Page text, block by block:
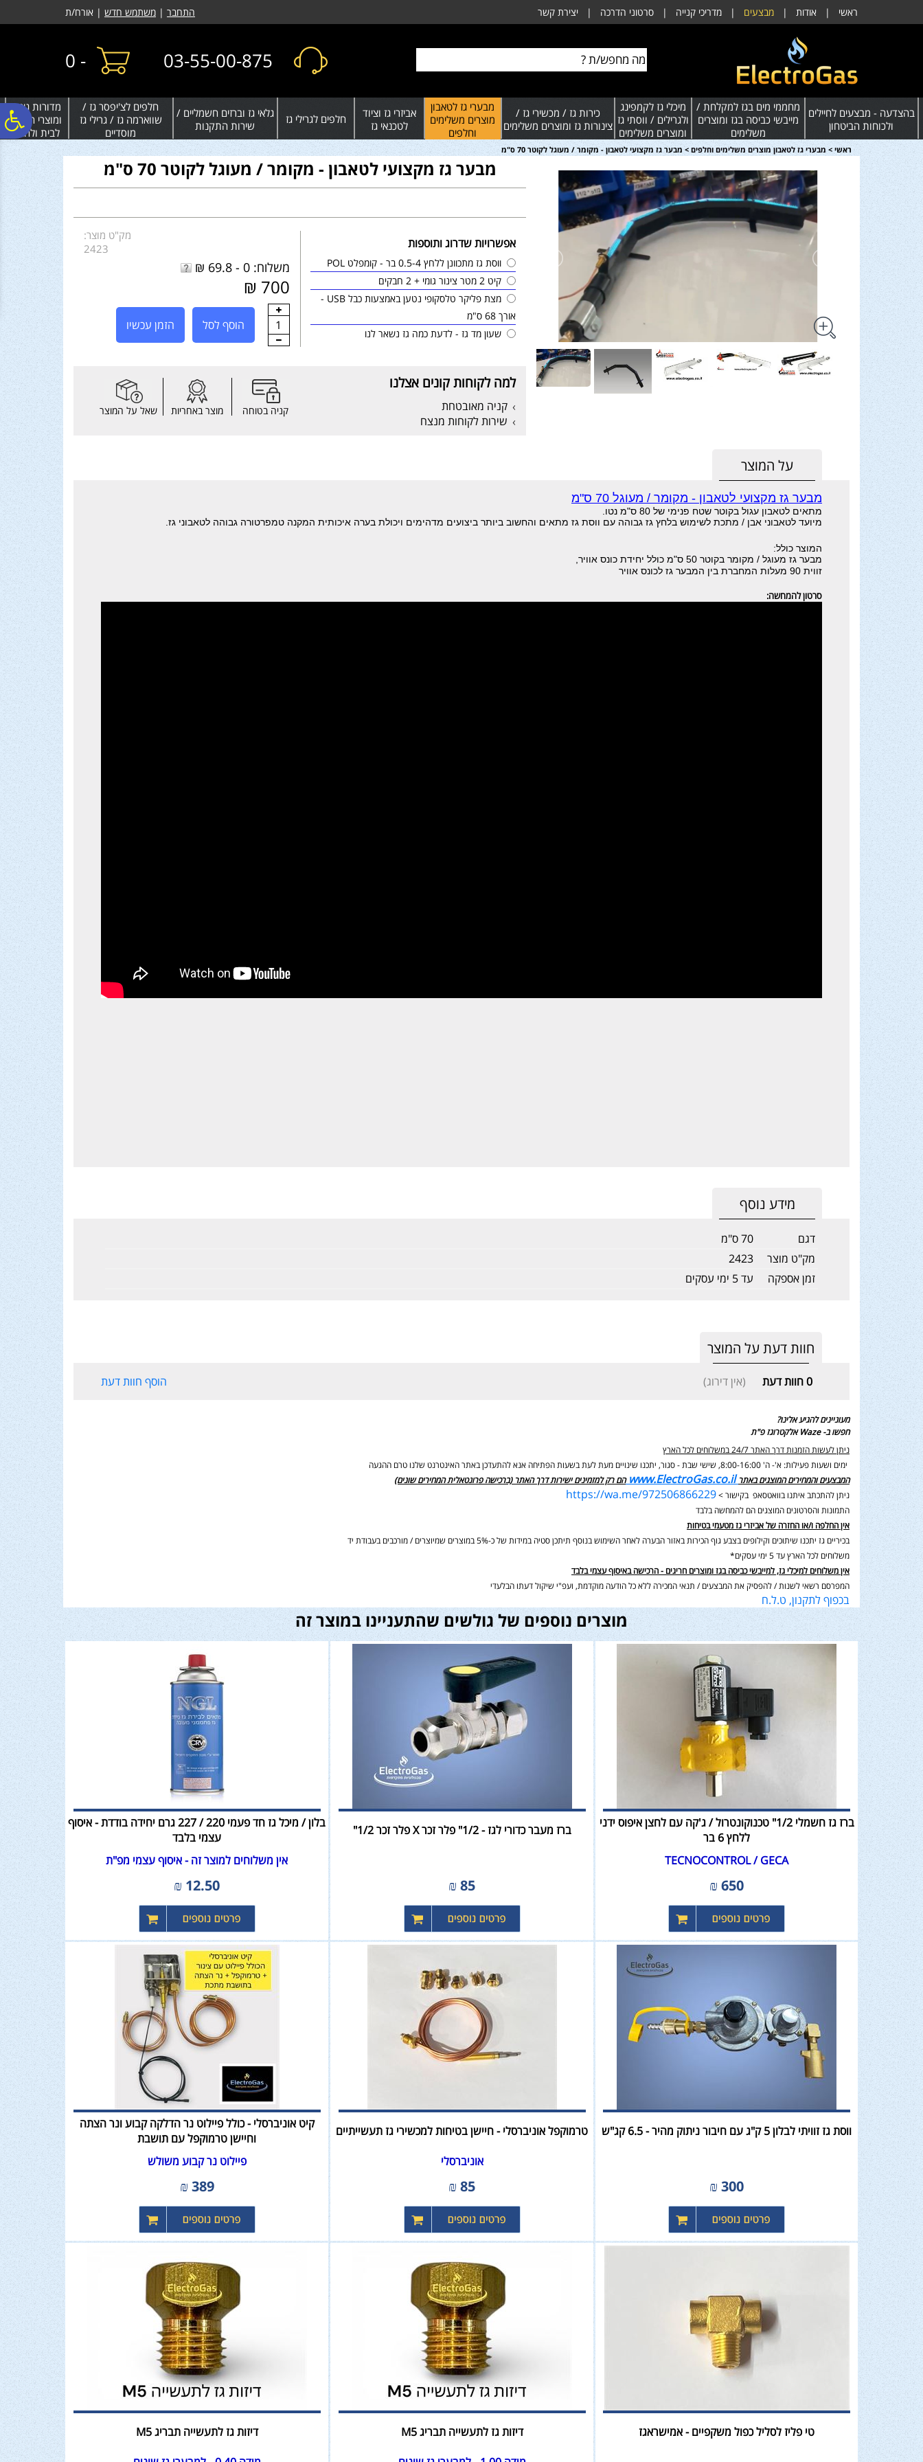
נגישות
אתר
המרכזי
ראשי | אודות | מבצעים | מדריכי קנייה | סרטוני הדרכה | יצירת קשר התחבר | משתמש חדש | אורח/ת
03-55-00-875
-
0
בהצדעה - מבצעים לחיילים
ולכוחות הביטחון
מחממי מים בגז למקלחת /
מייבשי כביסה בגז ומוצרים
משלימים
מיכלי גז לקמפינג
ולגרילים / ווסתי גז
ומוצרים משלימים
כירות גז / מכשירי גז /
צינורות גז ומוצרים משלימים
מבערי גז לטאבון
מוצרים משלימים
וחלפים
אביזרי גז וציוד
לטכנאי גז
חלפים לגרילי גז
גלאי גז וברזים חשמליים /
שירות התקנות
חלפים לצ'יפסר גז /
שווארמה גז / גרילי גז
מוסדיים
מדורות גינה
ומוצרי חימום
לבית ולחצר
ראשי > מבערי גז לטאבון מוצרים משלימים וחלפים > מבער גז מקצועי לטאבון - מקומר / מעוגל לקוטר 70 ס"מ
מבער גז מקצועי לטאבון - מקומר / מעוגל לקוטר 70 ס"מ
אפשרויות שדרוג ותוספות
ווסת גז מתכוונן ללחץ 0.5-4 בר - קומפלט POL
קיט 2 מטר צינור גומי + 2 חבקים
מצת פליקר טלסקופי נטען באמצעות כבל USB -
אורך 68 ס"מ
שעון מד גז - לדעת כמה גז נשאר לנו
מק"ט מוצר:
2423
משלוח: 0 - 69.8 ₪
700 ₪
1 הוסף לסל הזמן עכשיו
למה לקוחות קונים אצלנו
קניה מאובטחת
שירות לקוחות מנצח
קניה בטוחה מוצר באחריות שאל על המוצר
על המוצר
מבער גז מקצועי לטאבון - מקומר / מעוגל 70 ס"מ
מתאים לטאבון עגול בקוטר שטח פנימי של 80 ס"מ נטו.
מיועד לטאבוני אבן / מתכת לשימוש בלחץ גז גבוהה עם ווסת גז מתאים והחשוב ביותר ביצועים מדהימים ויכולת בערה איכותית המקנה טמפרטורה גבוהה לטאבוני גז.
המוצר כולל:
מבער גז מעוגל / מקומר בקוטר 50 ס"מ כולל יחידת כונס אוויר,
זווית 90 מעלות המחברת בין המבער גז לכונס אוויר
סרטון להמחשה:
מידע נוסף
דגם
70 ס"מ
מק"ט מוצר
2423
זמן אספקה
עד 5 ימי עסקים
חוות דעת על המוצר
0חוות דעת (אין דירוג) הוסף חוות דעת
מעוניינים להגיע אלינו?
חפשו ב- Waze אלקטרוגז פ"ת
ניתן לעשות הזמנות דרך האתר 24/7 במשלוחים לכל הארץ
ימים ושעות פעילות: א'- ה' 8:00-16:00, שישי שבת - סגור,
יתכנו שינויים מעת לעת בשעות הפתיחה אנא להתעדכן באתר האינטרנט שלנו טרם ההגעה
המבצעים והמחירים המוצגים באתר www.ElectroGas.co.il הם רק למזמינים ישירות דרך האתר (ברכישה פרונטאלית המחירים שונים)
ניתן להתכתב איתנו בוואטסאפ בקישור >https://wa.me/972506866229
התמונות והסרטונים המוצגים הם להמחשה בלבד
אין החלפה ו/או החזרה של אביזרי גז מטעמי בטיחות
בכיריים גז יתכנו שיתוכים וקילופים בצבע גוף הכירות באזור הבערה לאחר השימוש בנוסף תיתכן סטיה במידות של כ-5% במוצרים שמיוצרים / מורכבים בעבודת יד
משלוחים לכל הארץ עד 5 ימי עסקים*
אין משלוחים למיכלי גז, למייבשי כביסה בגז ומוצרים חריגים - הרכישה באיסוף עצמי בלבד
המפרסם רשאי לשנות / להפסיק את המבצעים / תנאי המכירה ללא כל הודעה מוקדמת, ועפ"י שיקול דעתו הבלעדי
בכפוף לתקנון, ט.ל.ח
מוצרים נוספים של גולשים שהתעניינו במוצר זה
ברז גז חשמלי 1/2" טכנוקונטרול / ג'קה עם לחצן איפוס ידני
ללחץ 6 בר
TECNOCONTROL / GECA
650
₪
ברז מעבר כדורי לגז - 1/2" פלר זכר X פלר זכר 1/2"
85
₪
בלון / מיכל גז חד פעמי 220 / 227 גרם יחידה בודדת - איסוף
עצמי בלבד
אין משלוחים למוצר זה - איסוף עצמי מפ"ת
12.50
₪
ווסת גז זוויתי לבלון 5 ק"ג עם חיבור ניתוק מהיר - 6.5 קג"ש
300
₪
טרמוקפל אוניברסלי - חיישן בטיחות למכשירי גז תעשייתיים
אוניברסלי
85
₪
קיט אוניברסלי - כולל פיילוט נר הדלקה קבוע ונר הצתה
וחיישן טרמוקפל עם תושבת
פיילוט נר קבוע משולש
389
₪
טי פליז לסליל כפול משקפיים - אמישראגז
דיזות גז לתעשייה תבריג M5
דיזות גז לתעשייה תבריג M5